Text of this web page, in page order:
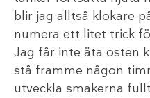
blir jag alltså klokare
numera ett litet trick
Jag får inte äta osten
stå framme någon
utveckla smakerna